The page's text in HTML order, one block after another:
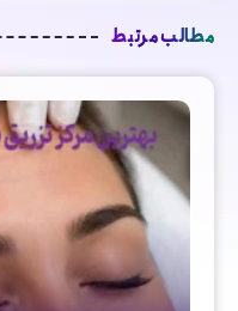
مطالب مرتبط